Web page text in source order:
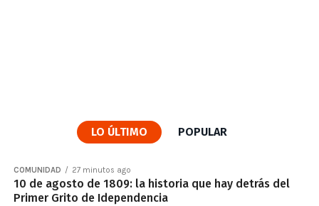
LO ÚLTIMO POPULAR
COMUNIDAD 27 minutos ago
10 de agosto de 1809: la historia que hay detrás del
Primer Grito de Idependencia